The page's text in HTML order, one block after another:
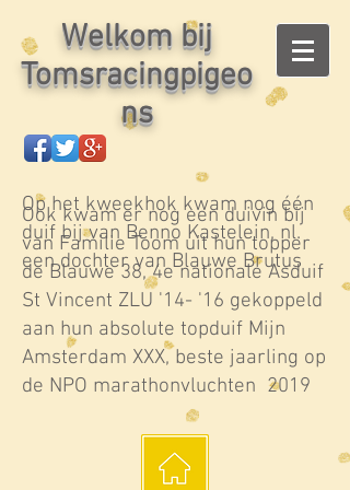
Welkom bij
Tomsracingpigeo
ns
Op het kweekhok kwam nog één
duif bij van Benno Kastelein, nl.
een dochter van Blauwe Brutus
Ook kwam er nog een duivin bij
van Familie Toom uit hun topper
de Blauwe 38, 4e nationale Asduif
St Vincent ZLU '14- '16 gekoppeld
aan hun absolute topduif Mijn
Amsterdam XXX, beste jaarling op
de NPO marathonvluchten 2019